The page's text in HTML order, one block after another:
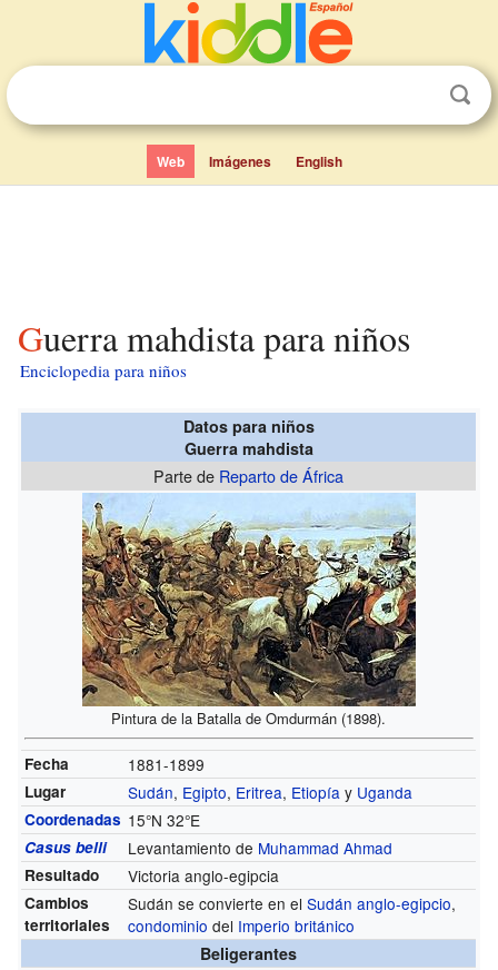
Web Imágenes English
Guerra mahdista para niños
Enciclopedia para niños
Datos para niños
Guerra mahdista
Parte de Reparto de África
Pintura de la Batalla de Omdurmán (1898).
Fecha 1881-1899
Lugar Sudán, Egipto, Eritrea, Etiopía y Uganda
Coordenadas 15°N 32°E
Casus belli Levantamiento de Muhammad Ahmad
Resultado Victoria anglo-egipcia
Cambios
territoriales
Sudán se convierte en elSudán anglo-egipcio,
condominio del Imperio británico
Beligerantes